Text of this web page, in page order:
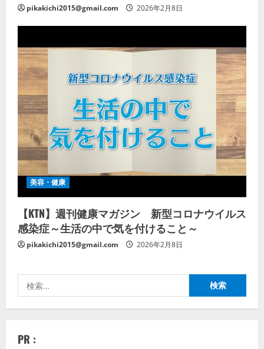
pikakichi2015@gmail.com 2026年2月8日
美容・健康
【KTN】週刊健康マガジン 新型コロナウイルス
感染症～生活の中で気を付けること～
pikakichi2015@gmail.com 2026年2月8日
索:
PR :